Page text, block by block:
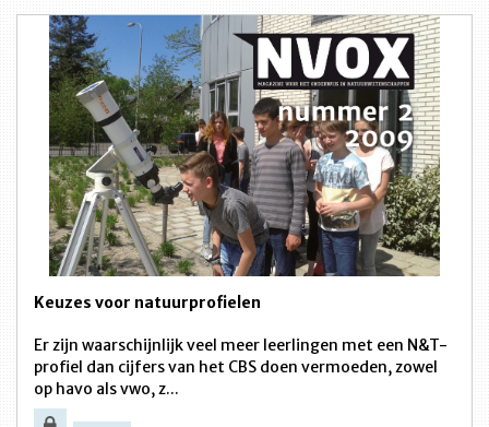
Keuzes voor natuurprofielen
Er zijn waarschijnlijk veel meer leerlingen met een N&T-
profiel dan cijfers van het CBS doen vermoeden, zowel
op havo als vwo, z...